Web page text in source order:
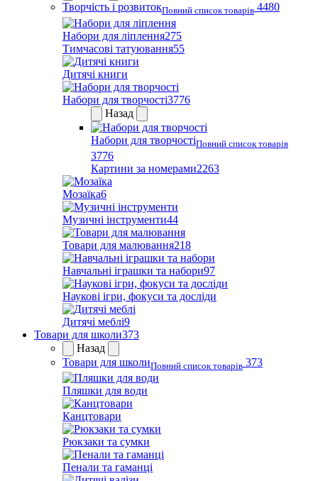
Творчість і розвитокПовний список товарів 4480
Набори для ліплення275
Тимчасові татуювання55
Дитячі книги
Набори для творчості3776
Назад
Набори для творчостіПовний список товарів
3776
Картини за номерами2263
Мозаїка6
Музичні інструменти44
Товари для малювання218
Навчальні іграшки та набори97
Наукові ігри, фокуси та досліди
Дитячі меблі9
Товари для школи373
Назад
Товари для школиПовний список товарів 373
Пляшки для води
Канцтовари
Рюкзаки та сумки
Пенали та гаманці